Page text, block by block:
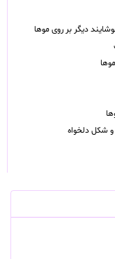
دیگر بر روی موها
شکل دلخواه